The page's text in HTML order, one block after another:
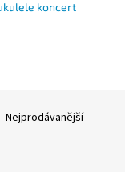
koncert
Nejprodávanější